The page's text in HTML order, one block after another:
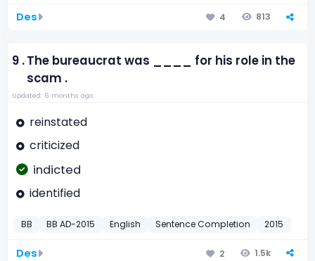
Des 4 813
9 .The bureaucrat was ____ for his role in the
scam .
Updated: 6 months ago
reinstated
criticized
indicted
identified
BB BB AD-2015 English Sentence Completion 2015
Des 2 1.5k